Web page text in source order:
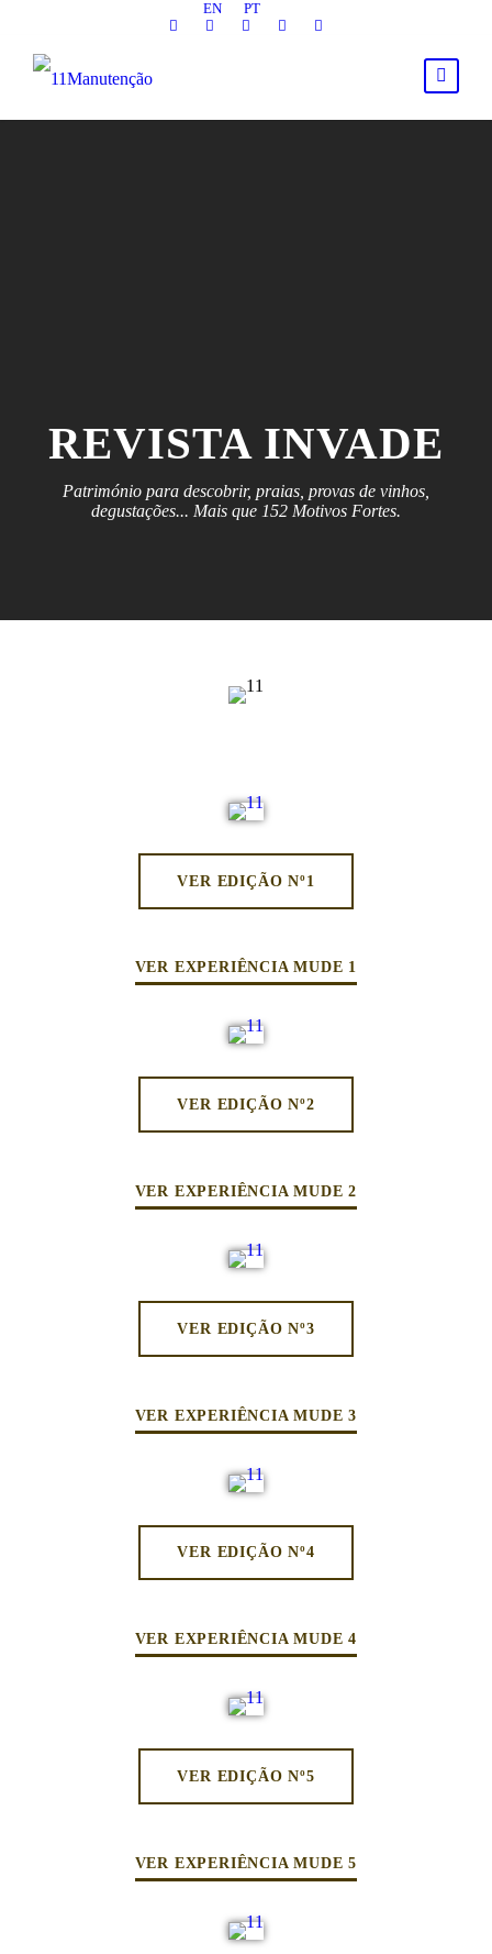
EN PT
REVISTA INVADE
Património para descobrir, praias, provas de vinhos,
degustações... Mais que 152 Motivos Fortes.
VER EDIÇÃO Nº1
VER EXPERIÊNCIA MUDE 1
VER EDIÇÃO Nº2
VER EXPERIÊNCIA MUDE 2
VER EDIÇÃO Nº3
VER EXPERIÊNCIA MUDE 3
VER EDIÇÃO Nº4
VER EXPERIÊNCIA MUDE 4
VER EDIÇÃO Nº5
VER EXPERIÊNCIA MUDE 5